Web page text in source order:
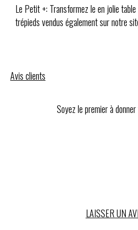
Le Petit +: Transformez le en jolie
trépieds vendus également sur notre
Avis clients
Soyez le premier à
LAISSER UN